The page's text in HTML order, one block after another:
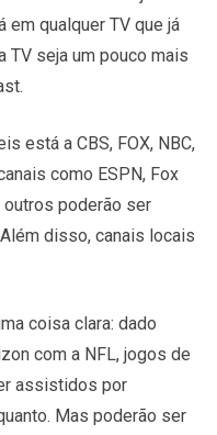
em qualquer TV que já
TV seja um pouco mais
está a CBS, FOX, NBC,
como ESPN, Fox
outros poderão ser
disso, canais locais
coisa clara: dado
com a NFL, jogos de
assistidos por
Mas poderão ser